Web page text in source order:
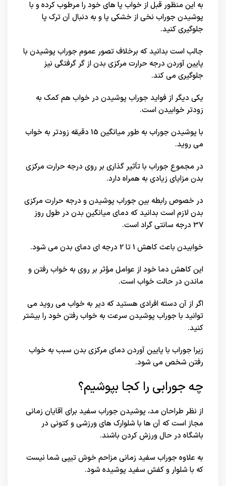
به این منظور قبل از خواب پا های خود را مرطوب کرده و با
پوشیدن جوراب نخی از خشکی پا و به دنبال آن ترک پا
جلوگیری کنید.
جالب است بدانید که برخلاف تصور عموم جوراب پوشیدن با
پایین آوردن درجه حرارت مرکزی بدن از گر گرفتگی نیز
جلوگیری می کند.
یکی دیگر از فواید جوراب پوشیدن در خواب هم کمک به
زودتر خوابیدن است.
با پوشیدن جوراب به طور میانگین 15 دقیقه زودتر به خواب
می روید.
در مجموع جوراب با تأثیر گذاری بر روی درجه حرارت مرکزی
بدن مزایای زیادی به همراه دارد.
در خصوص رابطه بین جوراب پوشیدن و درجه حرارت مرکزی
بدن لازم است بدانید که دمای میانگین بدن در طول روز
37 درجه سانتی گراد است.
خوابیدن باعث کاهش 1 تا 2 درجه ای دمای بدن می شود.
این کاهش دما خود از عوامل مؤثر بر روی به خواب رفتن و
ماندن در حالت خواب است.
اگر از آن دسته افرادی هستید که دیر به خواب می روید می
توانید با جوراب پوشیدن سرعت به خواب رفتن خود را بیشتر
کنید.
زیرا جوراب با پایین آوردن دمای مرکزی بدن سبب به خواب
رفتن شخص می شود.
چه جورابی را کجا بپوشیم؟
از نظر طراحان مد، پوشیدن جوراب سفید برای آقایان زمانی
مجاز است که آن ها با شلوارک های ورزشی و کتونی در
باشگاه در حال ورزش کردن باشند.
به علاوه جوراب سفید زمانی مزاحم خوش تیپی شما نیست
که با شلوار و کفش سفید پوشیده شود.